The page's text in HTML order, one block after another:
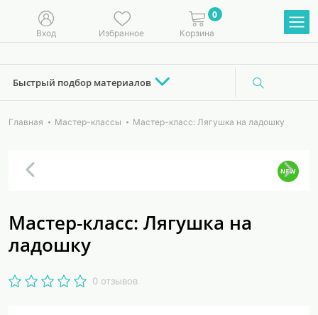
Вход Избранное
0
Корзина
Быстрый подбор материалов
Главная Мастер-классы Мастер-класс: Лягушка на ладошку
Мастер-класс: Лягушка на
ладошку
0 отзывов